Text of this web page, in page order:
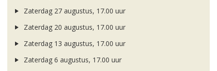
Zaterdag 27 augustus, 17.00 uur
Zaterdag 20 augustus, 17.00 uur
Zaterdag 13 augustus, 17.00 uur
Zaterdag 6 augustus, 17.00 uur